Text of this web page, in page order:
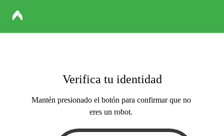
Verifica tu identidad
Mantén presionado el botón para confirmar que no
eres un robot.